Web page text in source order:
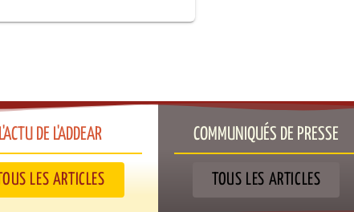
L'ACTU DE L'ADDEAR​
TOUS LES ARTICLES
COMMUNIQUÉS DE PRESSE​
TOUS LES ARTICLES